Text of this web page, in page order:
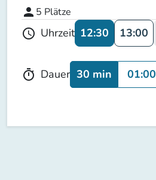
person 5 Plätze
schedule Uhrzeit 12:30 13:00
timer Dauer 30 min 01:00